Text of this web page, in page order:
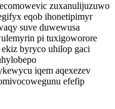
zuxanulijuzuwo
eqob ihonetipimyr
suve duwewusa
pi tuxigoworore
byryco uhilop gaci
iqem aqexezev
efefip